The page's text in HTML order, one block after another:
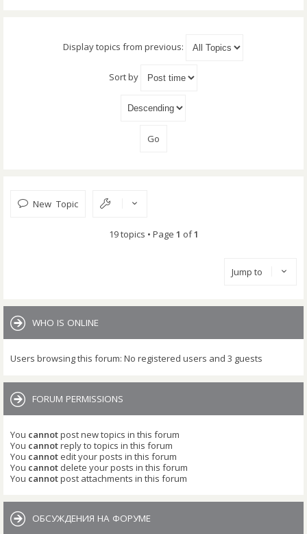
Display topics from previous:
Sort by
New Topic
19 topics • Page 1 of1
Jump to
WHO IS ONLINE
Users browsing this forum: No registered users and 3 guests
FORUM PERMISSIONS
You cannotpost new topics in this forum
You cannotreply to topics in this forum
You cannot edit your posts in this forum
You cannot delete your posts in this forum
You cannotpost attachments in this forum
ОБСУЖДЕНИЯ НА ФОРУМЕ